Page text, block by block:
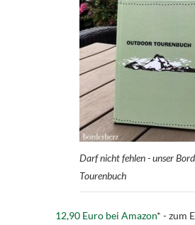
Darf nicht fehlen - unser
Tourenbuch
12,90 Euro bei Amazon* - zum